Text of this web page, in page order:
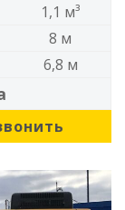
1,1 м³
8 м
6,8 м